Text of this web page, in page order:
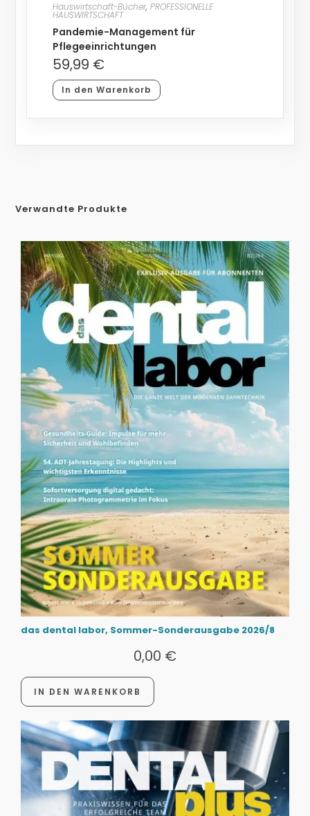
Hauswirtschaft-Bücher, PROFESSIONELLE
HAUSWIRTSCHAFT
Pandemie-Management für
Pflegeeinrichtungen
59,99 €
In den Warenkorb
Verwandte Produkte
das dental labor, Sommer-Sonderausgabe 2026/8
0,00 €
IN DEN WARENKORB